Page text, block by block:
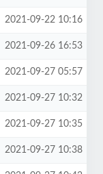
2021-09-22 10:16
2021-09-26 16:53
2021-09-27 05:57
2021-09-27 10:32
2021-09-27 10:35
2021-09-27 10:38